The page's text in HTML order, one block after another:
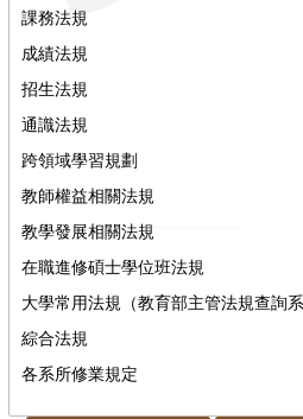
課務法規
成績法規
招生法規
通識法規
跨領域學習規劃
教師權益相關法規
教學發展相關法規
在職進修碩士學位班法規
大學常用法規（教育部主管法規查詢系
綜合法規
各系所修業規定